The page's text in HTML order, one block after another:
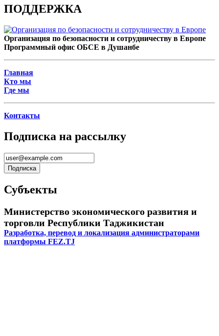
ПОДДЕРЖКА
Организация по безопасности и сотрудничеству в Европе
Программный офис ОБСЕ в Душанбе
Главная
Кто мы
Где мы
Контакты
Подписка на рассылку
Субъекты
Министерство экономического развития и
торговли Республики Таджикистан
Разработка, перевод и локализация администраторами
платформы FEZ.TJ